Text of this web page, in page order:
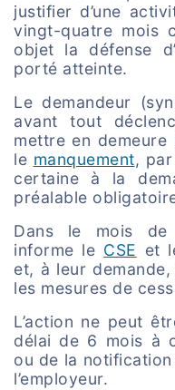
justifier d’une
vingt-quatre mois
objet la défense
porté atteinte.
Le demandeur
avant tout
mettre en demeure
le manquement,
certaine à la
préalable
Dans le mois de
informe le CSE et
et, à leur
les mesures de
L’action ne peut
délai de 6 mois à
ou de la
l’employeur.